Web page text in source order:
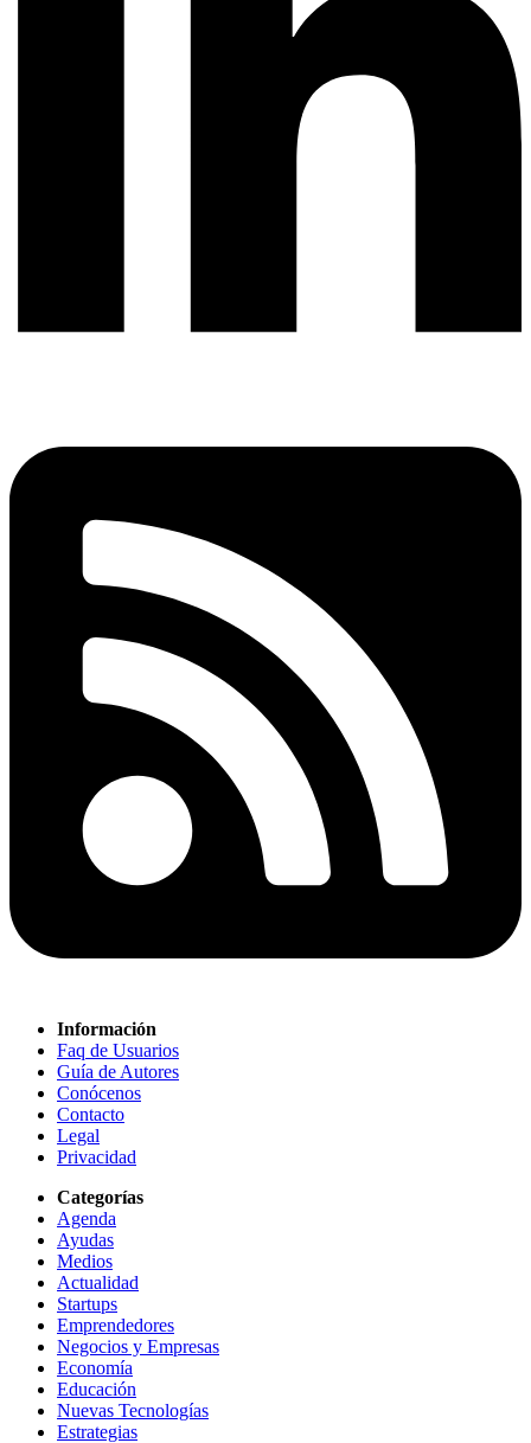
Información
Faq de Usuarios
Guía de Autores
Conócenos
Contacto
Legal
Privacidad
Categorías
Agenda
Ayudas
Medios
Actualidad
Startups
Emprendedores
Negocios y Empresas
Economía
Educación
Nuevas Tecnologías
Estrategias